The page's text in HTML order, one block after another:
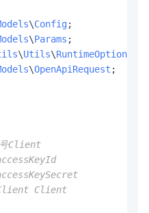
\Config
\Params
\Utils\RuntimeOptions
\OpenApiRequest ;
Client
Client